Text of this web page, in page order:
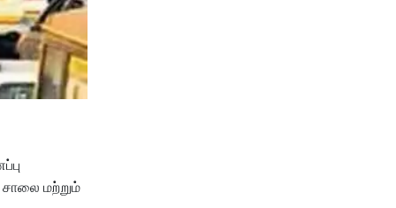
மற்றும்